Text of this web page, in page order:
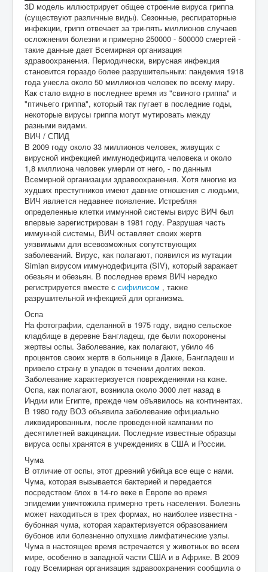
3D модель иллюстрирует общее строение вируса гриппа
(существуют различные виды). Сезонные, респираторные
инфекции, грипп отвечает за три-пять миллионов случаев
осложнения болезни и примерно 250000 - 500000 смертей -
такие данные дает Всемирная организация
здравоохранения. Периодически, вирусная инфекция
становится гораздо более разрушительным: пандемия 1918
года унесла около 50 миллионов человек по всему миру.
Как стало видно в последнее время из "свиного гриппа" и
"птичьего гриппа", который так пугает в последние годы,
некоторые вирусы гриппа могут мутировать между
разными видами.
ВИЧ / СПИД
В 2009 году около 33 миллионов человек, живущих с
вирусной инфекцией иммунодефицита человека и около
1,8 миллиона человек умерли от него, - по данным
Всемирной организации здравоохранения. Хотя многие из
худших преступников имеют давние отношения с людьми,
ВИЧ является недавнее появление. Истребляя
определенные клетки иммунной системы вирус ВИЧ был
впервые зарегистрирован в 1981 году. Разрушая часть
иммунной системы, ВИЧ оставляет своих жертв
уязвимыми для всевозможных сопутствующих
заболеваний. Вирус, как полагают, появился из мутации
Simian вирусом иммунодефицита (SIV), который заражает
обезьян и обезьян. В последнее время ВИЧ нередко
регистрируется вместе с сифилисом , также
разрушительной инфекцией для организма.
Оспа
На фотографии, сделанной в 1975 году, видно сельское
кладбище в деревне Бангладеш, где были похоронены
жертвы оспы. Заболевание, как полагают, убило 46
процентов своих жертв в больнице в Дакке, Бангладеш и
привело страну в упадок в течении долгих веков.
Заболевание характеризуется повреждениями на коже.
Оспа, как полагают, возникла около 3000 лет назад в
Индии или Египте, прежде чем объявилось на континентах.
В 1980 году ВОЗ объявила заболевание официально
ликвидированным, после проведенной кампании по
десятилетней вакцинации. Последние известные образцы
вируса оспы хранятся в учреждениях в США и России.
Чума
В отличие от оспы, этот древний убийца все еще с нами.
Чума, которая вызывается бактерией и передается
посредством блох в 14-го веке в Европе во время
эпидемии уничтожила примерно треть населения. Болезнь
может находиться в трех формах, но наиболее известна -
бубонная чума, которая характеризуется образованием
бубонов или болезненно опухшие лимфатические узлы.
Чума в настоящее время встречается у животных во всем
мире, особенно в западной части США и в Африке. В 2009
году Всемирная организация здравоохранения сообщила о